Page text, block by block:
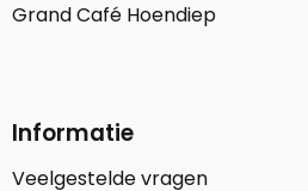
Grand Café Hoendiep
Informatie
Veelgestelde vragen